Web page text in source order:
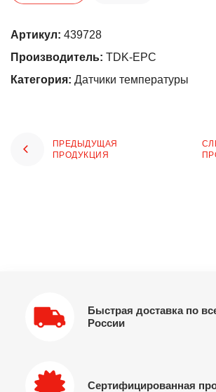
Артикул: 439728
Производитель: TDK-EPC
Категория: Датчики температуры
ПРЕДЫДУЩАЯ
ПРОДУКЦИЯ
Быстрая доставка по
России
Сертифицированная